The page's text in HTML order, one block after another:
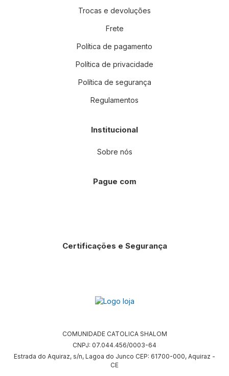
Trocas e devoluções
Frete
Política de pagamento
Política de privacidade
Política de segurança
Regulamentos
Institucional
Sobre nós
Pague com
Certificações e Segurança
COMUNIDADE CATOLICA SHALOM
CNPJ: 07.044.456/0003-64
Estrada do Aquiraz, s/n, Lagoa do Junco CEP: 61700-000, Aquiraz -
CE